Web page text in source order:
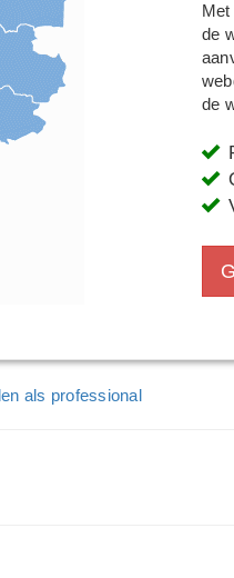
de
de
als professional